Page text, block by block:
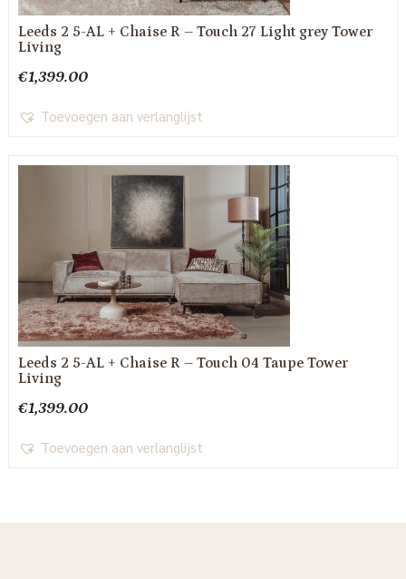
Leeds 2 5-AL + Chaise R – Touch 27 Light grey Tower
Living
€1,399.00
Toevoegen aan verlanglijst
Leeds 2 5-AL + Chaise R – Touch 04 Taupe Tower
Living
€1,399.00
Toevoegen aan verlanglijst